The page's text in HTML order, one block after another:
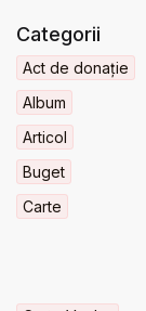
Categorii
Act de donație
Album
Articol
Buget
Carte